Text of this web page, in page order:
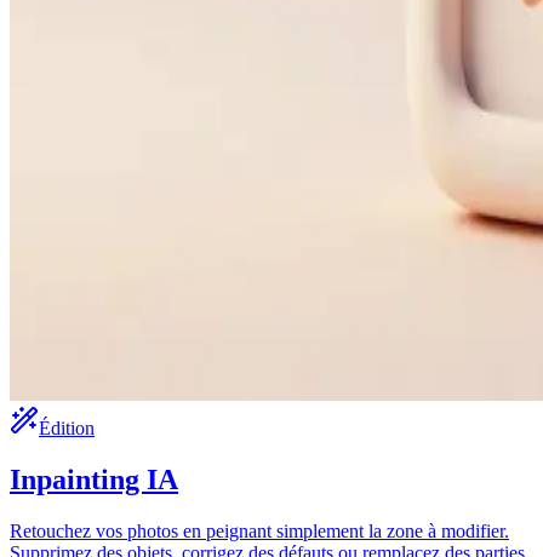
Édition
Inpainting IA
Retouchez vos photos en peignant simplement la zone à modifier.
Supprimez des objets, corrigez des défauts ou remplacez des parties